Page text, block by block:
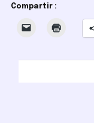
Compartir :